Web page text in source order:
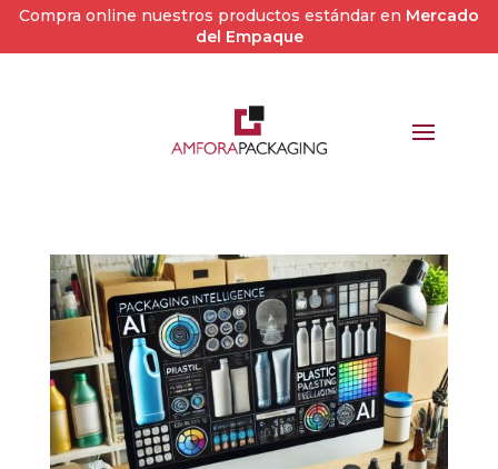
Compra online nuestros productos estándar en Mercado
del Empaque